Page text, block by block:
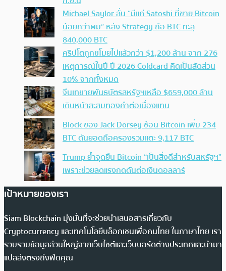
Michael Saylor ลั่น “มีแค่ Satoshi ที่ขาย Bitcoin
น้อยกว่าผม” หลัง Strategy ถือ BTC ทะลุ
840,000 BTC
คริปโตถูกขโมยไปแล้วกว่า $1,200 ล้าน จาก 276
เหตุการณ์ในปี ปี 2026 Coldcard คิดเป็นสัดส่วน
10% จากทั้งหมด
จีนเทขายพันธบัตรสหรัฐฯเหลือ $659,000 ล้าน
เดินหน้าสะสมทองคำต่อเนื่องแทน
Block ของ Jack Dorsey ช้อน Bitcoin เพิ่ม 234
BTC ดันยอดถือครองรวมแตะ 9,117 BTC
Trump ย้ำจุดยืน Bitcoin “เป็นสิ่งดีสำหรับสหรัฐฯ”
เพราะช่วยลดแรงกดดันต่อเงินดอลลาร์
เป้าหมายของเรา
Siam Blockchain มุ่งมั่นที่จะช่วยนำเสนอสารเกี่ยวกับ
Cryptocurrency และเทคโนโลยีบล็อกเชนเพื่อคนไทย ในภาษาไทย เรา
รวบรวมข้อมูลส่วนใหญ่จากเว็บไซต์และเว็บบอร์ดต่างประเทศและนำมา
แปลส่งตรงถึงฟีดคุณ